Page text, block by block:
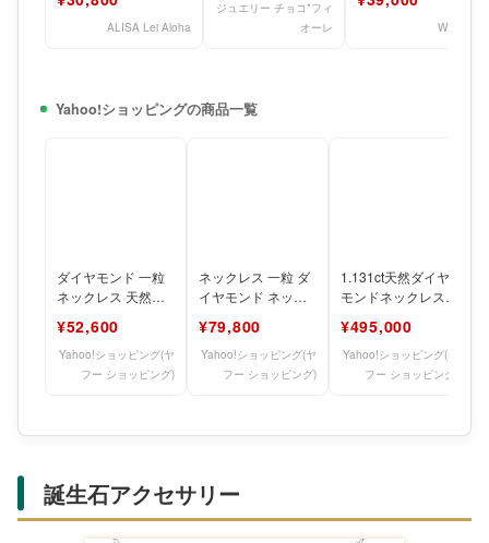
ALISA Lei Aloha
ス
ジュエリー チョコ*フィ
オーレ
WEING
Yahoo!ショッピングの商品一覧
ダイヤモンド 一粒
ネックレス 天然ダ
ネックレス 一粒 一
¥52,600
Yahoo!ショッピング(ヤ
フー ショッピング)
ネックレス 一粒 ダ
イヤモンド ネック
ネックレス オーダ
ー爆買
¥79,800
Yahoo!ショッピング(ヤ
フー ショッピング)
1.131ct天然ダイヤ
モンドネックレス
イヤモン
¥495,000
Yahoo!ショッピング(ヤ
フー ショッピング)
誕生石アクセサリー